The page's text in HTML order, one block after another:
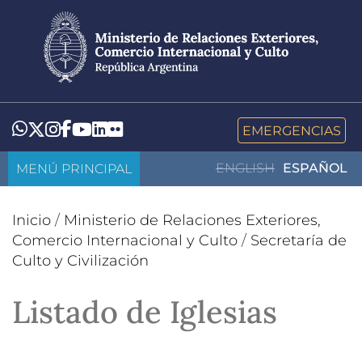
contenido
principal
Whatsapp
Twitter
Instagram
Facebook
YouTube
LinkedIn
Flickr EMERGENCIAS
ENGLISH ESPAÑOL
MENÚ PRINCIPAL
Inicio / Ministerio de Relaciones Exteriores,
Comercio Internacional y Culto / Secretaría de
Culto y Civilización
Listado de Iglesias